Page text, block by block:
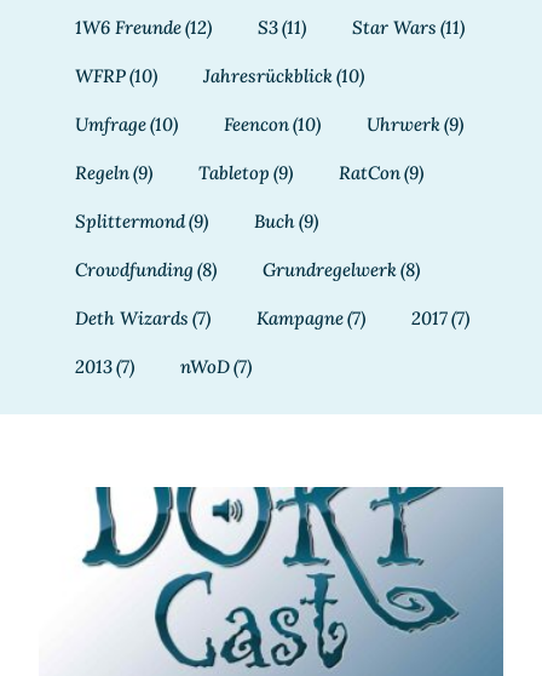
1W6 Freunde(12) S3(11) Star Wars (11)
WFRP(10) Jahresrückblick(10)
Umfrage(10) Feencon(10) Uhrwerk(9)
Regeln(9) Tabletop (9) RatCon(9)
Splittermond(9) Buch(9)
Crowdfunding (8) Grundregelwerk(8)
Deth Wizards (7) Kampagne(7) 2017(7)
2013(7) nWoD(7)
DORPCast 128: Die Lizenz zu
Spielen